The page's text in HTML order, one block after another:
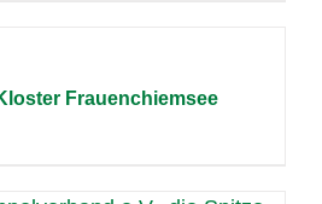
Frauenchiemsee